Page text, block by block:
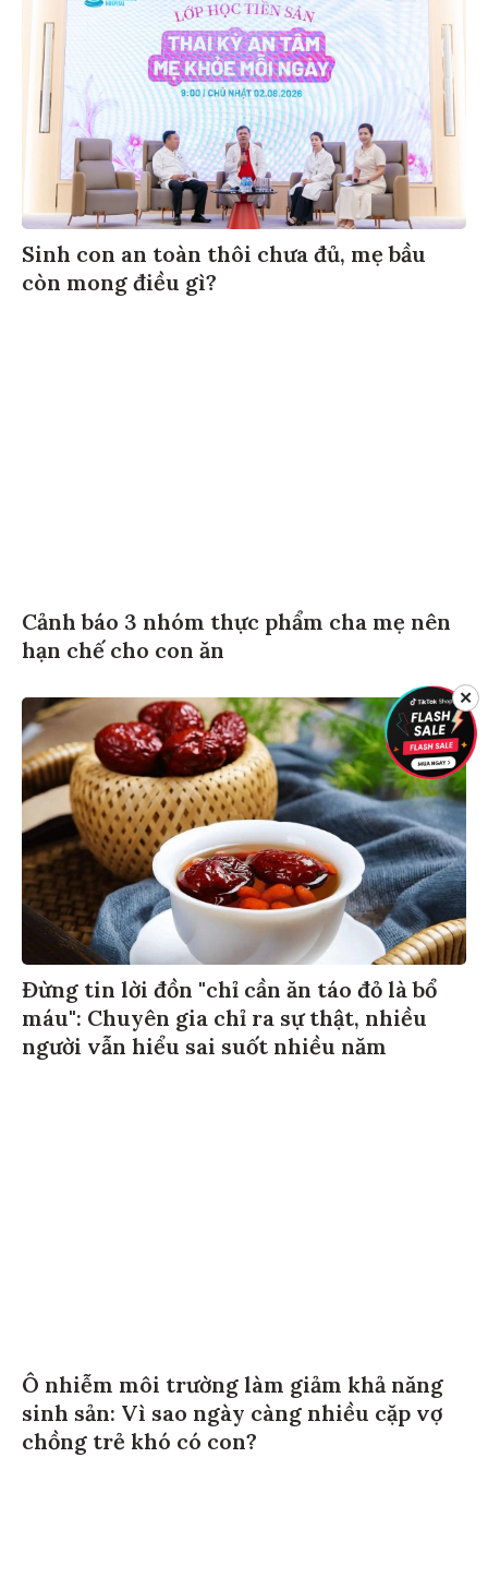
Sinh con an toàn thôi chưa đủ, mẹ bầu
còn mong điều gì?
Cảnh báo 3 nhóm thực phẩm cha mẹ nên
hạn chế cho con ăn
Đừng tin lời đồn "chỉ cần ăn táo đỏ là bổ
máu": Chuyên gia chỉ ra sự thật, nhiều
người vẫn hiểu sai suốt nhiều năm
Ô nhiễm môi trường làm giảm khả năng
sinh sản: Vì sao ngày càng nhiều cặp vợ
chồng trẻ khó có con?
✕